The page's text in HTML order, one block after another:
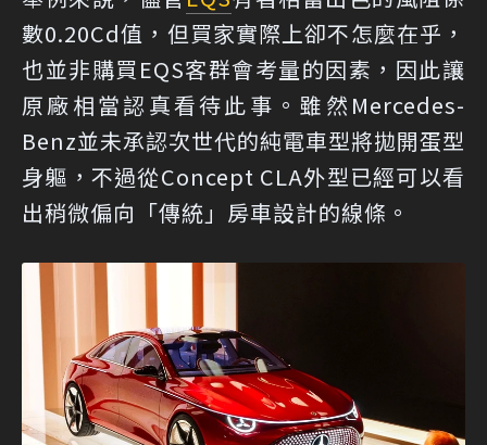
數0.20Cd值，但買家實際上卻不怎麼在乎，
也並非購買EQS客群會考量的因素，因此讓
原廠相當認真看待此事。雖然Mercedes-
Benz並未承認次世代的純電車型將拋開蛋型
身軀，不過從Concept CLA外型已經可以看
出稍微偏向「傳統」房車設計的線條。